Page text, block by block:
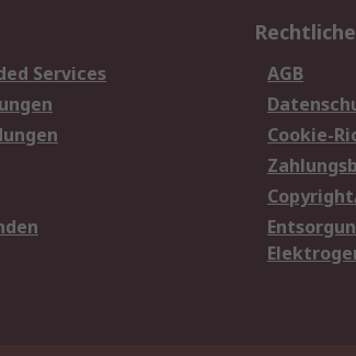
Services
AGB
Cookie-